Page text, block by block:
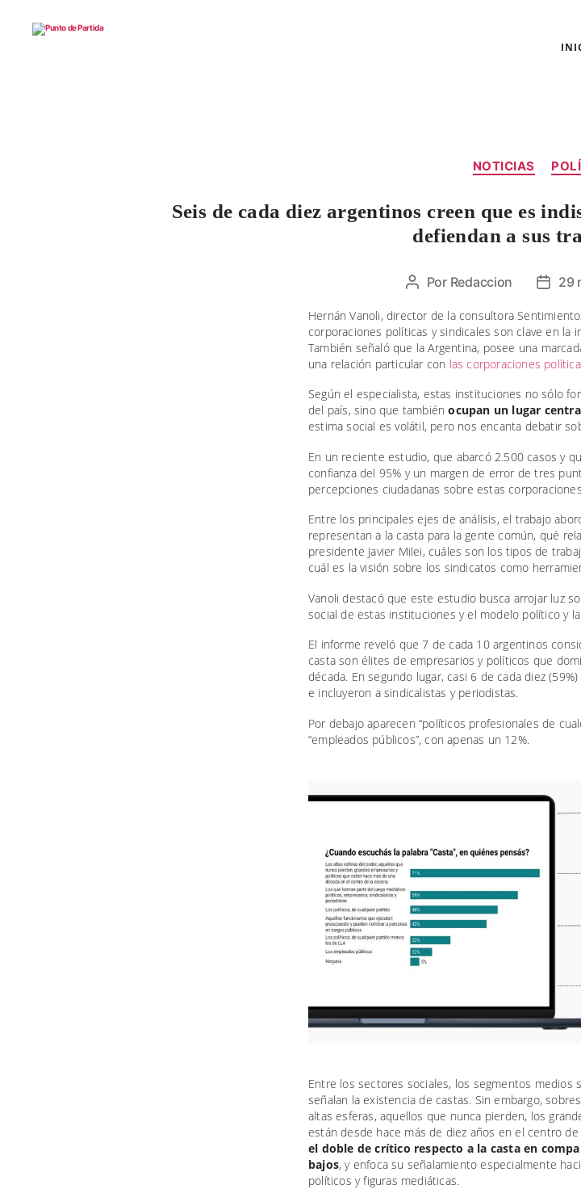
NOTICIAS
Seis de cada diez argentinos creen que es
defiendan a sus
Autor
la
entrada
Por Redaccion
Fecha
la
29
Hernán Vanoli, director de la consultora
corporaciones políticas y sindicales son clave en la
También señaló que la Argentina, posee una
una relación particular con las corporaciones
Según el especialista, estas instituciones no sólo
del país, sino que tambiénocupan un lugar
estima social es volátil, pero nos encanta debatir
En un reciente estudio, que abarcó 2.500 casos y
confianza del 95% y un margen de error de tres
percepciones ciudadanas sobre estas
Entre los principales ejes de análisis, el trabajo
representan a la casta para la gente común, qué
presidente Javier Milei, cuáles son los tipos de
cuál es la visión sobre los sindicatos como
Vanoli destacó que este estudio busca arrojar luz
social de estas instituciones y el modelo político y
El informe reveló que 7 de cada 10 argentinos
casta son élites de empresarios y políticos que
década. En segundo lugar, casi 6 de cada diez
e incluyeron a sindicalistas y periodistas.
Por debajo aparecen “políticos profesionales de
“empleados públicos”, con apenas un 12%.
Entre los sectores sociales, los segmentos medios
señalan la existencia de castas. Sin embargo,
altas esferas, aquellos que nunca pierden, los
están desde hace más de diez años en el centro de
el doble de crítico respecto a la casta en
bajos, y enfoca su señalamiento especialmente
políticos y figuras mediáticas.